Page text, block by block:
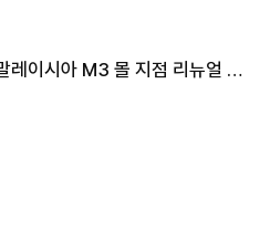
북오프 말레이시아 법인, 말레이시아 M3 몰 지점 리뉴얼 오픈